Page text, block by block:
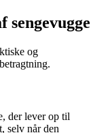
sengevugge
og
der lever op til
selv når den